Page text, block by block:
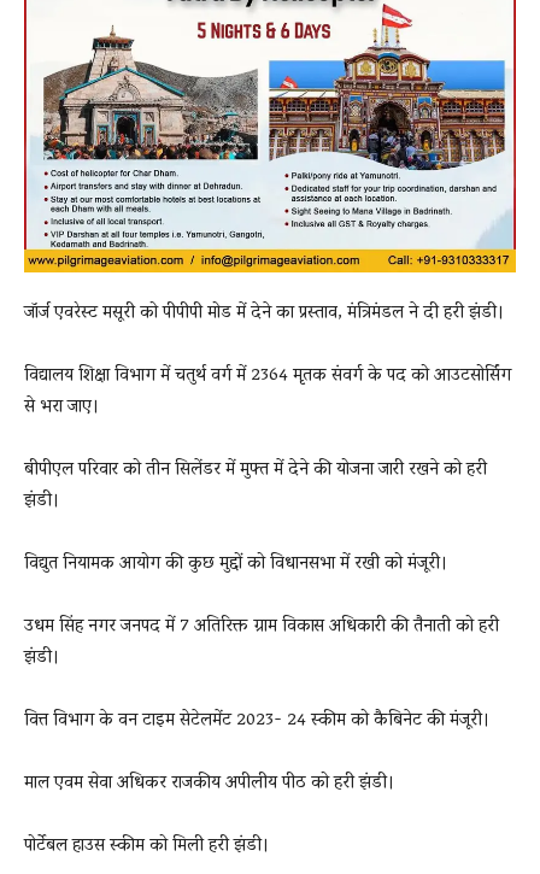
जॉर्ज एवरेस्ट मसूरी को पीपीपी मोड में देने का प्रस्ताव, मंत्रिमंडल ने दी हरी झंडी।
विद्यालय शिक्षा विभाग में चतुर्थ वर्ग में 2364 मृतक संवर्ग के पद को आउटसोर्सिंग
से भरा जाए।
बीपीएल परिवार को तीन सिलेंडर में मुफ्त में देने की योजना जारी रखने को हरी
झंडी।
विद्युत नियामक आयोग की कुछ मुद्दों को विधानसभा में रखी को मंजूरी।
उधम सिंह नगर जनपद में 7 अतिरिक्त ग्राम विकास अधिकारी की तैनाती को हरी
झंडी।
वित्त विभाग के वन टाइम सेटेलमेंट 2023- 24 स्कीम को कैबिनेट की मंजूरी।
माल एवम सेवा अधिकर राजकीय अपीलीय पीठ को हरी झंडी।
पोर्टेबल हाउस स्कीम को मिली हरी झंडी।